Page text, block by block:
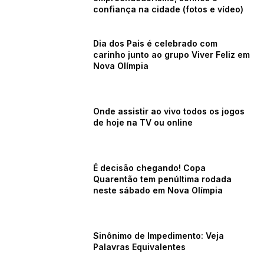
confiança na cidade (fotos e vídeo)
Dia dos Pais é celebrado com
carinho junto ao grupo Viver Feliz em
Nova Olímpia
Onde assistir ao vivo todos os jogos
de hoje na TV ou online
É decisão chegando! Copa
Quarentão tem penúltima rodada
neste sábado em Nova Olímpia
Sinônimo de Impedimento: Veja
Palavras Equivalentes